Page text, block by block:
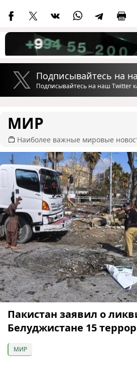
Подписывайтесь на
Подписывайтесь на наш Twitter
МИР
Наиболее важные мировые
Пакистан заявил о
Белуджистане 15
МИР